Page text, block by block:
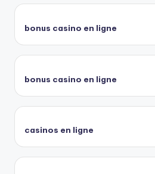
bonus casino en ligne
bonus casino en ligne
casinos en ligne